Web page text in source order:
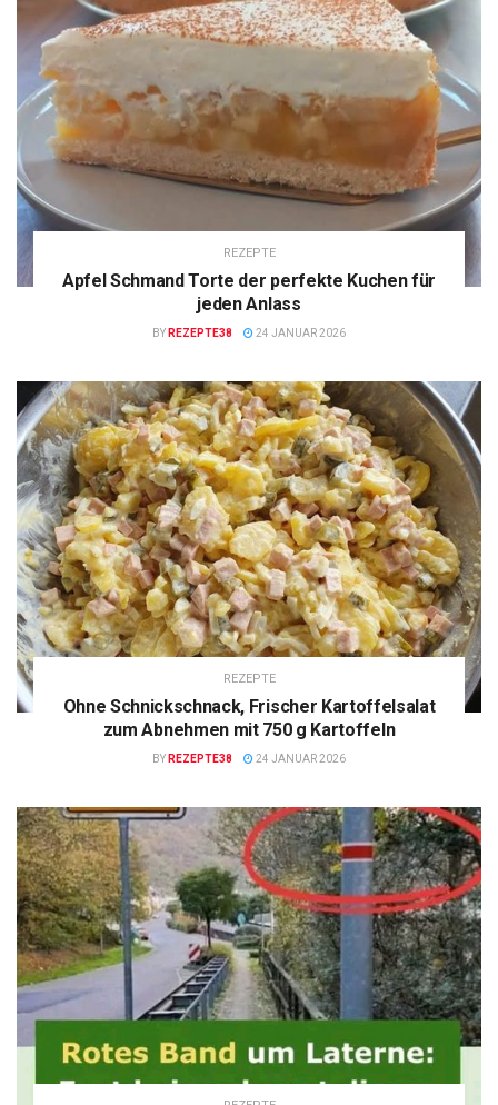
REZEPTE
Apfel Schmand Torte der perfekte Kuchen für
jeden Anlass
BY REZEPTE38 24 JANUAR 2026
REZEPTE
Ohne Schnickschnack, Frischer Kartoffelsalat
zum Abnehmen mit 750 g Kartoffeln
BY REZEPTE38 24 JANUAR 2026